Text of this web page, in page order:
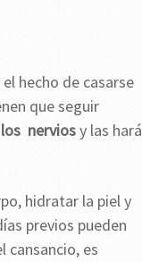
hecho de casarse
que seguir
nerviosy las hará
hidratar la piel y
previos pueden
cansancio, es